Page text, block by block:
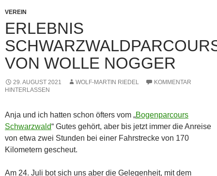
VEREIN
ERLEBNIS
VON WOLLE NOGGER
29. AUGUST 2021 WOLF-MARTIN RIEDEL
KOMMENTAR
HINTERLASSEN
Anja und ich hatten schon öfters vom „Bogenparcours
Schwarzwald“ Gutes gehört, aber bis jetzt immer die Anreise
von etwa zwei Stunden bei einer Fahrstrecke von 170
Kilometern gescheut.
Am 24. Juli bot sich uns aber die Gelegenheit, mit dem